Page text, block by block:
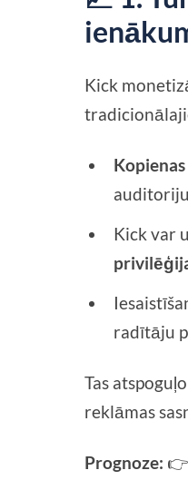
Kick
Kick var
radītāju
Tas
reklāmas
Prognoze: